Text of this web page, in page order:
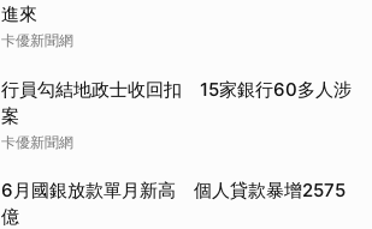
進來
卡優新聞網
行員勾結地政士收回扣 15家銀行60多人涉
案
卡優新聞網
6月國銀放款單月新高 個人貸款暴增2575
億